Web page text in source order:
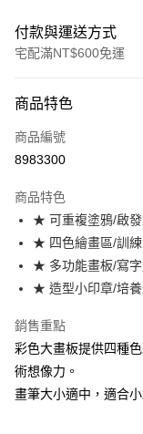
付款與運送方式
宅配滿NT$600免運
信用卡一次付款
LINE Pay
街口支付
悠遊付
AFTEE先享後付
【關於「AFTEE先享後付
AFTEE先享後付是「在
便利好安心！
１．簡單：不需註冊會
２．便利：只要手機號
ATM付款
商品特色
商品編號
8983300
商品特色
★ 可重複塗鴉/啟
★ 四色繪畫區/訓
★ 多功能畫板/寫
★ 造型小印章/培
銷售重點
彩色大畫板提供四種
術想像力。
畫筆大小適中，適合